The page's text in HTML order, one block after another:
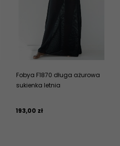
Fobya F1870 długa ażurowa
sukienka letnia
193,00 zł